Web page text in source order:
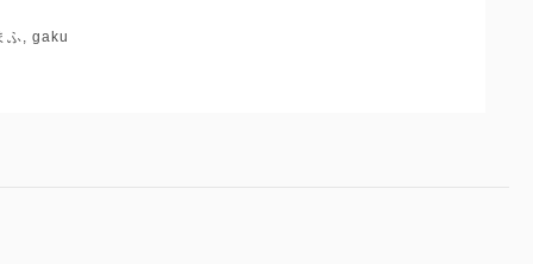
ふ, gaku